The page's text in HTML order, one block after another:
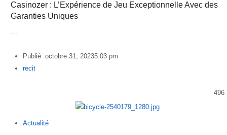
Casinozer : L’Expérience de Jeu Exceptionnelle Avec des
Garanties Uniques
…
Publié :octobre 31, 20235:03 pm
Author
recit
496
Actualité